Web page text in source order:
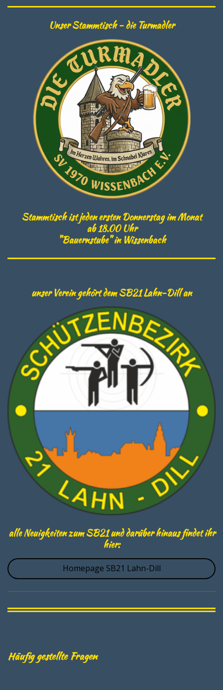
Unser Stammtisch - die Turmadler
Stammtisch ist jeden ersten Donnerstag im Monat
ab 18.00 Uhr
"Bauernstube" in Wissenbach
unser Verein gehört dem SB21 Lahn-Dill an
alle Neuigkeiten zum SB21 und darüber hinaus findet ihr
hier:
Homepage SB21 Lahn-Dill
Häufig gestellte Fragen